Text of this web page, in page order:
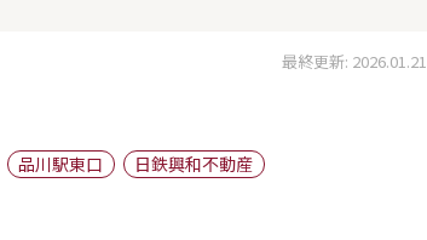
最終更新:
品川駅東口 日鉄興和不動産